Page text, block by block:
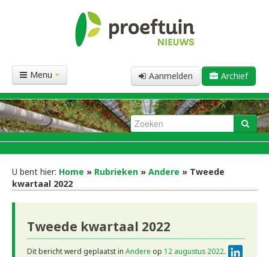
Aanmelden Archief
Menu
U bent hier: Home » Rubrieken » Andere » Tweede
kwartaal 2022
Tweede kwartaal 2022
Dit bericht werd geplaatst in Andere op 12 augustus 2022.